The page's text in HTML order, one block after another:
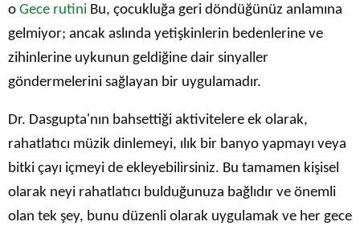
o Gece rutini Bu, çocukluğa geri döndüğünüz anlamına
gelmiyor; ancak aslında yetişkinlerin bedenlerine ve
zihinlerine uykunun geldiğine dair sinyaller
göndermelerini sağlayan bir uygulamadır.
Dr. Dasgupta'nın bahsettiği aktivitelere ek olarak,
rahatlatıcı müzik dinlemeyi, ılık bir banyo yapmayı veya
bitki çayı içmeyi de ekleyebilirsiniz. Bu tamamen kişisel
olarak neyi rahatlatıcı bulduğunuza bağlıdır ve önemli
olan tek şey, bunu düzenli olarak uygulamak ve her gece